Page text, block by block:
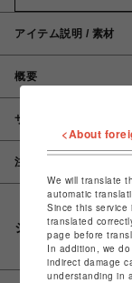
アイテム説明 / 素材
概要
サイズ
注意事項
シェアする
<About
We will translate
automatic
Since this service
translated
page before
In addition, we
indirect damage
understanding in